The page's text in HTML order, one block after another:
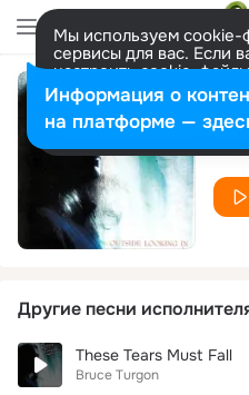
Мы используем cookie-
сервисы для вас. Если
настроить cookie-
представитель.
Разрешить все
Другие песни
These Tears Must Fall
Bruce Turgon
Информация о
на платформе —